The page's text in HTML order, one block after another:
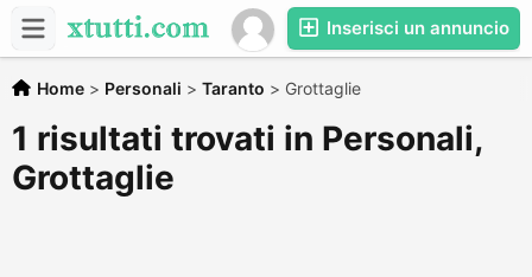
Inserisci un annuncio
Home > Personali > Taranto > Grottaglie
1 risultati trovati in Personali,
Grottaglie